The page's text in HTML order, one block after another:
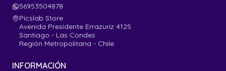
56953504878
Picslab Store
Avenida Presidente Errazuriz 4125
Santiago - Las Condes
Región Metropolitana - Chile
INFORMACIÓN